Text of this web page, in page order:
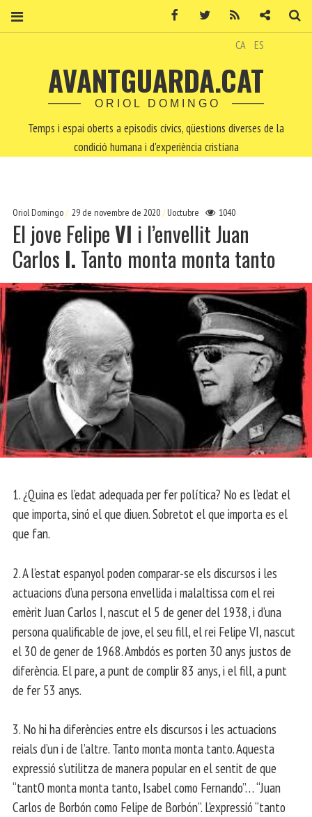
CA ES
AVANTGUARDA.CAT
ORIOL DOMINGO
Temps i espai oberts a episodis cívics, qüestions diverses de la
condició humana i d'experiència cristiana
Oriol Domingo 29 de novembre de 2020 Uoctubre 1040
El jove FelipeVI i l’envellit Juan
Carlos I. Tanto monta monta tanto
1. ¿Quina es l’edat adequada per fer política? No es l’edat el
que importa, sinó el que diuen. Sobretot el que importa es el
que fan.
2. A l’estat espanyol poden comparar-se els discursos i les
actuacions d’una persona envellida i malaltissa com el rei
emèrit Juan Carlos I, nascut el 5 de gener del 1938, i d’una
persona qualificable de jove, el seu fill, el rei Felipe VI, nascut
el 30 de gener de 1968. Ambdós es porten 30 anys justos de
diferència. El pare, a punt de complir 83 anys, i el fill, a punt
de fer 53 anys.
3. No hi ha diferències entre els discursos i les actuacions
reials d’un i de l’altre. Tanto monta monta tanto. Aquesta
expressió s’utilitza de manera popular en el sentit de que
“tantO monta monta tanto, Isabel como Fernando”… “Juan
Carlos de Borbón como Felipe de Borbón”. L’expressió “tanto
Facebook Twitter Contacte